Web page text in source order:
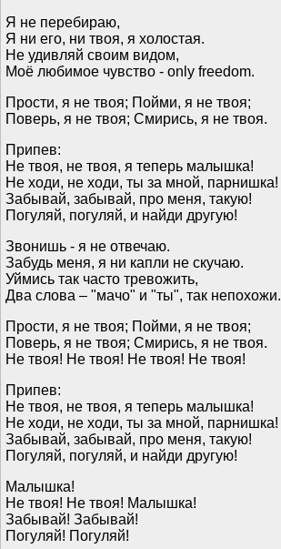
Я не перебираю,
Я ни его, ни твоя, я холостая.
Не удивляй своим видом,
Моё любимое чувство - only freedom.
Прости, я не твоя; Пойми, я не твоя;
Поверь, я не твоя; Смирись, я не твоя.
Припев:
Не твоя, не твоя, я теперь малышка!
Не ходи, не ходи, ты за мной, парнишка!
Забывай, забывай, про меня, такую!
Погуляй, погуляй, и найди другую!
Звонишь - я не отвечаю.
Забудь меня, я ни капли не скучаю.
Уймись так часто тревожить,
Два слова – "мачо" и "ты", так непохожи.
Прости, я не твоя; Пойми, я не твоя;
Поверь, я не твоя; Смирись, я не твоя.
Не твоя! Не твоя! Не твоя! Не твоя!
Припев:
Не твоя, не твоя, я теперь малышка!
Не ходи, не ходи, ты за мной, парнишка!
Забывай, забывай, про меня, такую!
Погуляй, погуляй, и найди другую!
Малышка!
Не твоя! Не твоя! Малышка!
Забывай! Забывай!
Погуляй! Погуляй!